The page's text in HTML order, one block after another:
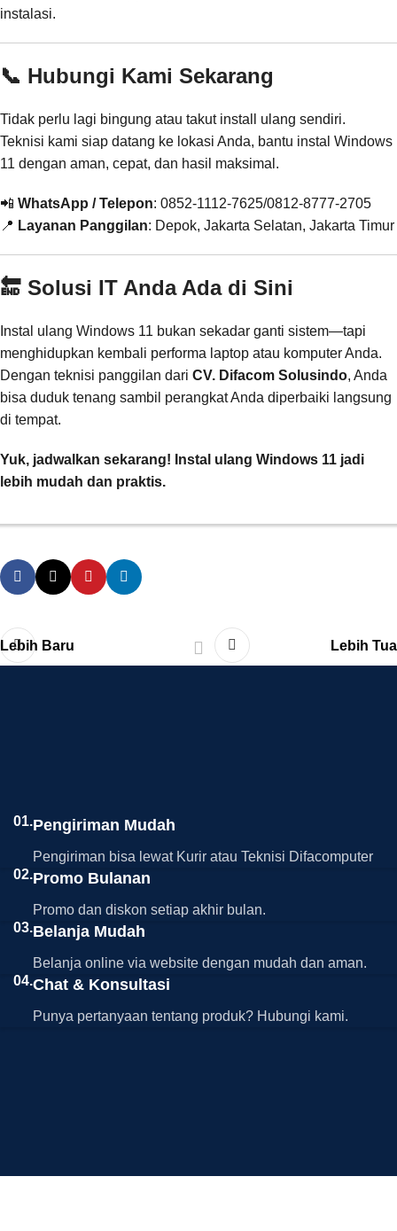
instalasi.
📞 Hubungi Kami Sekarang
Tidak perlu lagi bingung atau takut install ulang sendiri.
Teknisi kami siap datang ke lokasi Anda, bantu instal Windows
11 dengan aman, cepat, dan hasil maksimal.
📲 WhatsApp / Telepon: 0852-1112-7625/0812-8777-2705
📍 Layanan Panggilan: Depok, Jakarta Selatan, Jakarta Timur
🔚 Solusi IT Anda Ada di Sini
Instal ulang Windows 11 bukan sekadar ganti sistem—tapi
menghidupkan kembali performa laptop atau komputer Anda.
Dengan teknisi panggilan dari CV. Difacom Solusindo, Anda
bisa duduk tenang sambil perangkat Anda diperbaiki langsung
di tempat.
Yuk, jadwalkan sekarang! Instal ulang Windows 11 jadi
lebih mudah dan praktis.
Lebih Baru Lebih Tua
01.Pengiriman Mudah
Pengiriman bisa lewat Kurir atau Teknisi Difacomputer
02.Promo Bulanan
Promo dan diskon setiap akhir bulan.
03.Belanja Mudah
Belanja online via website dengan mudah dan aman.
04.Chat & Konsultasi
Punya pertanyaan tentang produk? Hubungi kami.